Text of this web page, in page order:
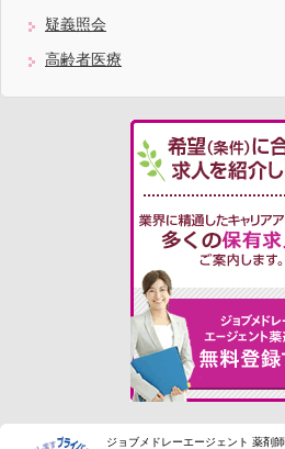
疑義照会
高齢者医療
ジョブメドレーエージェント 薬剤